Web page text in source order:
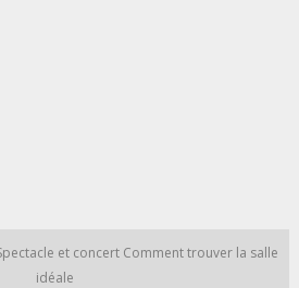
et concert Comment trouver la salle
idéale